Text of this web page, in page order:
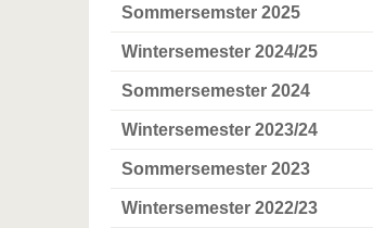
Sommersemster 2025
Wintersemester 2024/25
Sommersemester 2024
Wintersemester 2023/24
Sommersemester 2023
Wintersemester 2022/23